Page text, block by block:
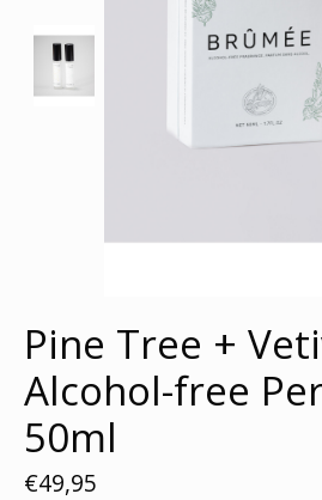
Pine Tree +
Alcohol-free
50ml
€49,95